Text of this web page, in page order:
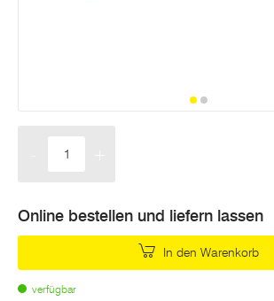
Online bestellen und liefern lassen
In den Warenkorb
verfügbar